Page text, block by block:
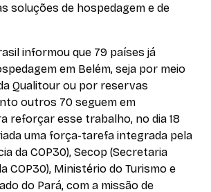
soluções de hospedagem e de
informou que 79 países já
em Belém, seja por meio
Qualitour ou por reservas
outros 70 seguem em
reforçar esse trabalho, no dia 18
uma força-tarefa integrada pela
da COP30), Secop (Secretaria
COP30), Ministério do Turismo e
do Pará, com a missão de